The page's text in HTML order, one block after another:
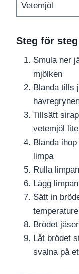
Vetemjöl
Steg för
Smula ner
mjölken
Blanda tills
Tillsätt
vetemjöl
Blanda
limpa
Rulla
Lägg
Sätt in
Brödet
Låt brödet
svalna på